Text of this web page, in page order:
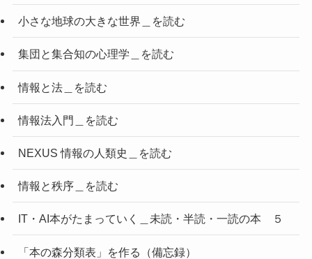
小さな地球の大きな世界＿を読む
集団と集合知の心理学＿を読む
情報と法＿を読む
情報法入門＿を読む
NEXUS 情報の人類史＿を読む
情報と秩序＿を読む
IT・AI本がたまっていく＿未読・半読・一読の本 ５
「本の森分類表」を作る（備忘録）